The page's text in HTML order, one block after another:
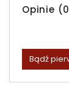
Opinie
Bądź